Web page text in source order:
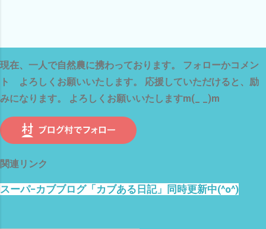
現在、一人で自然農に携わっております。 フォローかコメン
ト よろしくお願いいたします。 応援していただけると、励
みになります。 よろしくお願いいたしますm(_ _)m
関連リンク
スーパ−カブブログ「カブある日記」同時更新中(^o^)